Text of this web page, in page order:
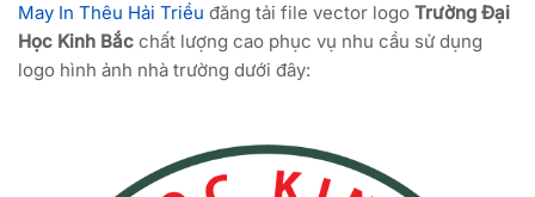
May In Thêu Hải Triều đăng tải file vector logo Trường Đại
Học Kinh Bắc chất lượng cao phục vụ nhu cầu sử dụng
logo hình ảnh nhà trường dưới đây: